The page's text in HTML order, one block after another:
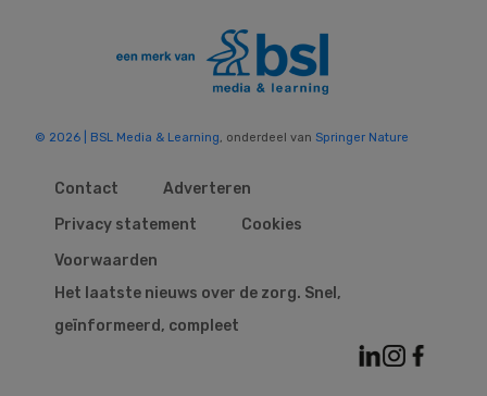
© 2026 | BSL Media & Learning, onderdeel van Springer Nature
Contact
Adverteren
Privacy statement
Cookies
Voorwaarden
Het laatste nieuws over de zorg. Snel,
geïnformeerd, compleet